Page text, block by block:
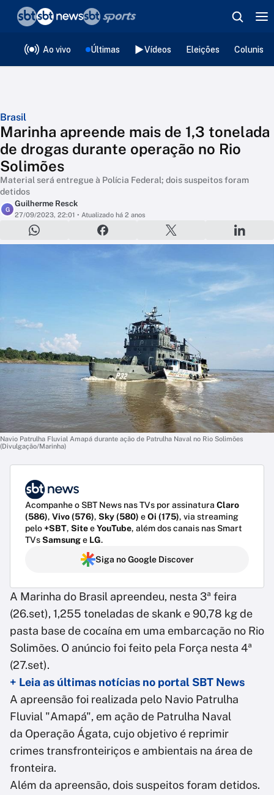
Ao vivo Últimas Vídeos Eleições
Brasil
Marinha apreende mais de 1,3 tonelada
de drogas durante operação no Rio
Solimões
Material será entregue à Polícia Federal; dois suspeitos foram
detidos
G
Guilherme Resck
27/09/2023, 22:01 • Atualizado há 2 anos
Navio Patrulha Fluvial Amapá durante ação de Patrulha Naval no Rio Solimões
(Divulgação/Marinha)
Acompanhe o SBT News nas TVs por assinatura Claro
(586), Vivo (576), Sky (580) eOi (175), via streaming
pelo+SBT, SiteeYouTube, além dos canais nas Smart
TVsSamsunge LG.
Siga no Google Discover
A Marinha do Brasil apreendeu, nesta 3ª feira
(26.set), 1,255 toneladas de skank e 90,78 kg de
pasta base de cocaína em uma embarcação no Rio
Solimões. O anúncio foi feito pela Força nesta 4ª
(27.set).
+ Leia as últimas notícias no portal SBT News
A apreensão foi realizada pelo Navio Patrulha
Fluvial "Amapá", em ação de Patrulha Naval
da Operação Ágata, cujo objetivo é reprimir
crimes transfronteiriços e ambientais na área de
fronteira.
Além da apreensão, dois suspeitos foram detidos.
❮voltar
Editorias